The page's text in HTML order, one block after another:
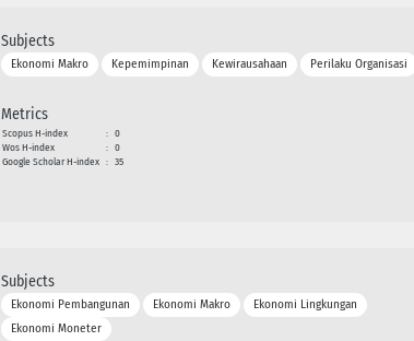
Subjects
Ekonomi Makro Kepemimpinan Kewirausahaan Perilaku Organisasi
Metrics
Scopus H-index : 0
Wos H-index
: 0
Google Scholar H-index : 35
Subjects
Ekonomi Pembangunan Ekonomi Makro
Ekonomi Lingkungan
Ekonomi Moneter